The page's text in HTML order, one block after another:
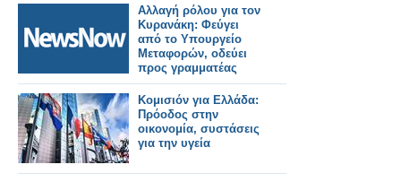
Αλλαγή ρόλου για τον
Κυρανάκη: Φεύγει
από το Υπουργείο
Μεταφορών, οδεύει
προς γραμματέας
Ν.Δ..
Κομισιόν για Ελλάδα:
Πρόοδος στην
οικονομία, συστάσεις
για την υγεία